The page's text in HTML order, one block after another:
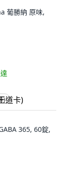
葡勝納 原味,
)
365, 60錠,